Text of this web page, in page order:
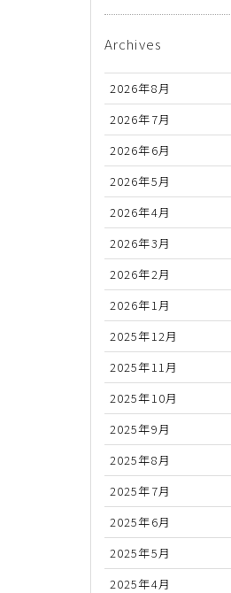
Archives
2026年8月
2026年7月
2026年6月
2026年5月
2026年4月
2026年3月
2026年2月
2026年1月
2025年12月
2025年11月
2025年10月
2025年9月
2025年8月
2025年7月
2025年6月
2025年5月
2025年4月